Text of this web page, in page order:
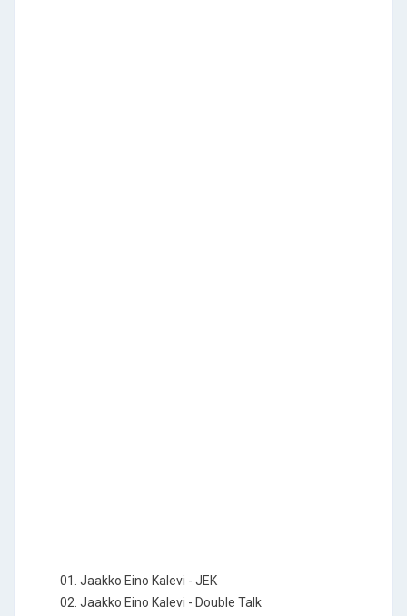
01. Jaakko Eino Kalevi - JEK
02. Jaakko Eino Kalevi - Double Talk